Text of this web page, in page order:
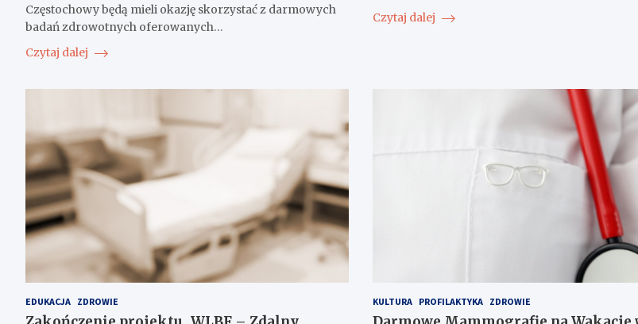
Częstochowy będą mieli okazję skorzystać z darmowych
badań zdrowotnych oferowanych…
Czytaj dalej
Czytaj dalej
EDUKACJA ZDROWIE KULTURA PROFILAKTYKA ZDROWIE